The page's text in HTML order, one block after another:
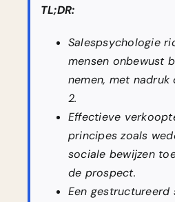
TL;DR:
Salespsychologie
mensen onbewust
nemen, met nadruk
2.
Effectieve
principes zoals
sociale bewijzen
de prospect.
Een gestructureerd